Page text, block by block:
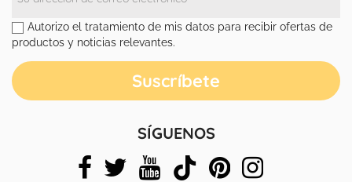
Autorizo el tratamiento de mis datos para recibir ofertas de
productos y noticias relevantes.
SÍGUENOS